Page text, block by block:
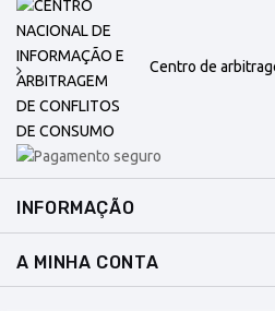
Centro de
INFORMAÇÃO
A MINHA CONTA